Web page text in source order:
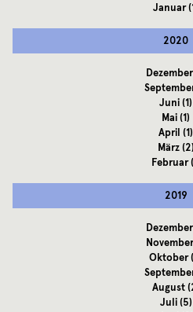
Januar
2020
Dezember
Juni(1)
Mai(1)
April (1)
März(2)
Februar
2019
Dezember
November
Oktober
August
Juli(5)